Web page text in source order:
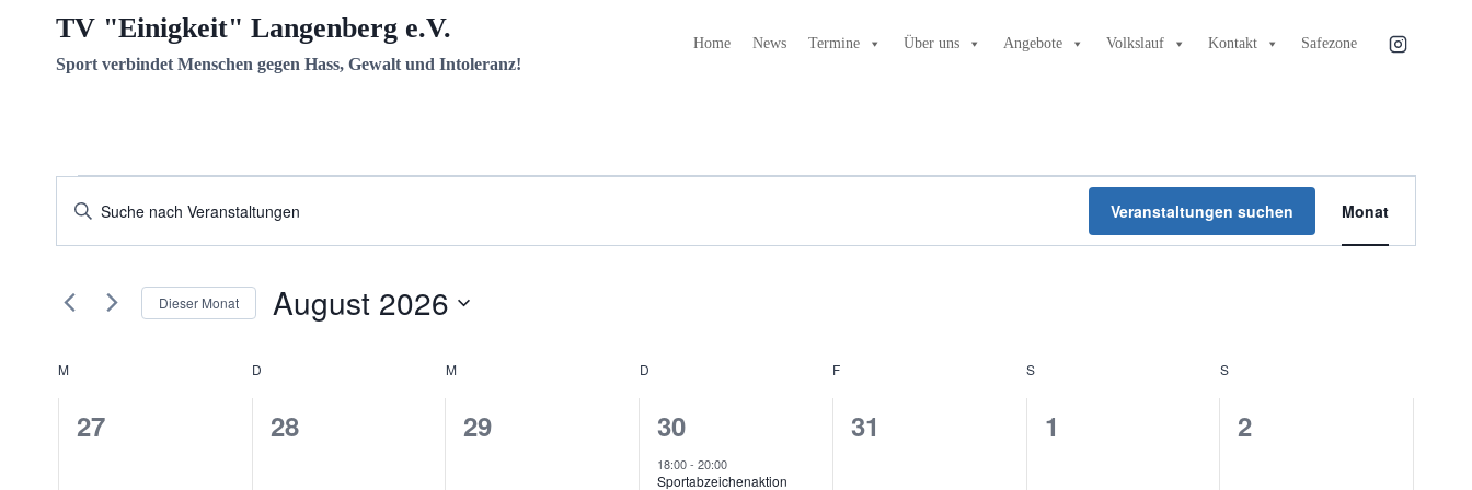
springen
TV "Einigkeit" Langenberg e.V.
Sport verbindet Menschen gegen Hass, Gewalt und Intoleranz!
Home News Termine Über uns Angebote Volkslauf Kontakt Safezone
Veranstaltungen
Veranstaltungen
Suche
und
Navigation
Bitte
Suche
Schlüsselwort.
Veranstaltungen suchen Monat
Dieser Monat August 2026
Kalender
von
M D MMITTWOCH D F S S
0
27
0
28
0
Veranstaltungen,
29
1
Veranstaltung,
30
18:00-20:00
Sportabzeichenaktion
0
31
0
1
0
2